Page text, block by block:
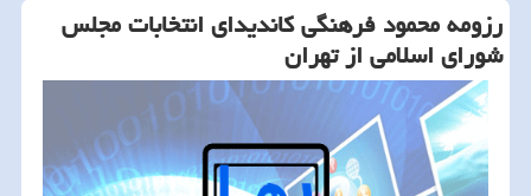
رزومه محمود فرهنگی كاندیدای انتخابات مجلس
شورای اسلامی از تهران